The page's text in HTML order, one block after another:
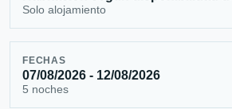
Solo alojamiento
FECHAS
07/08/2026 - 12/08/2026
5 noches